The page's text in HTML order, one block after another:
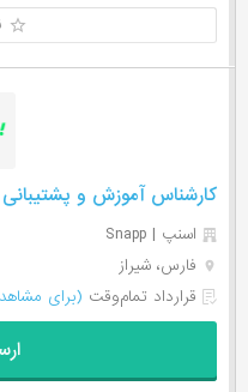
کارشناس آموزش و پشتیبانی
اسنپ | Snapp
فارس، شیراز
قرارداد تمام‌وقت (برای